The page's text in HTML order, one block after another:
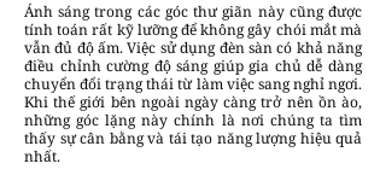
Ánh sáng trong các góc thư giãn này cũng được
tính toán rất kỹ lưỡng để không gây chói mắt mà
vẫn đủ độ ấm. Việc sử dụng đèn sàn có khả năng
điều chỉnh cường độ sáng giúp gia chủ dễ dàng
chuyển đổi trạng thái từ làm việc sang nghỉ ngơi.
Khi thế giới bên ngoài ngày càng trở nên ồn ào,
những góc lặng này chính là nơi chúng ta tìm
thấy sự cân bằng và tái tạo năng lượng hiệu quả
nhất.